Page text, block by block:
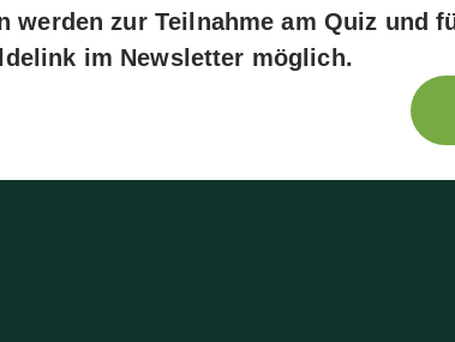
werden zur Teilnahme am Quiz
im Newsletter möglich.